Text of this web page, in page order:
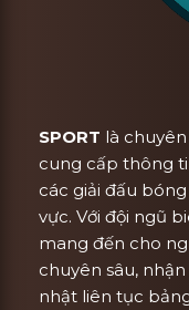
SPORT là
cung cấp thông
các giải đấu
vực. Với đội ngũ
mang đến cho
chuyên sâu,
nhật liên tục